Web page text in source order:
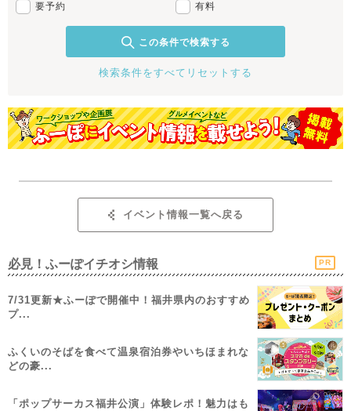
要予約
有料
この条件で検索する
検索条件をすべてリセットする
イベント情報一覧へ戻る
必見！ふーぽイチオシ情報 PR
7/31更新★ふーぽで開催中！福井県内のおすすめ
プ...
ふくいのそばを食べて温泉宿泊券やいちほまれな
どの豪...
「ポップサーカス福井公演」体験レポ！魅力はも